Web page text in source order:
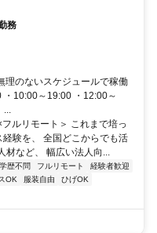
務
理のないスケジュールで稼働
10:00～19:00 ・12:00～
ルリモート＞ これまで培っ
験を、 全国どこからでも活
など、 幅広い法人向...
学歴不問 フルリモート
経験者歓迎
OK 服装自由
ひげOK